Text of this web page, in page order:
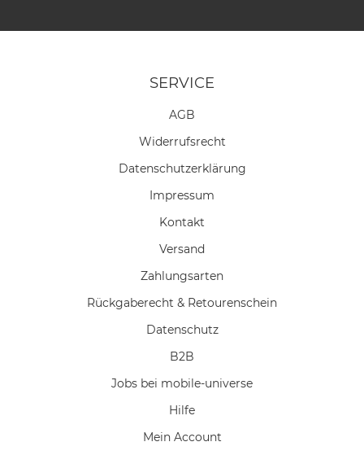
SERVICE
AGB
Widerrufs­recht
Daten­schutz­erklärung
Impressum
Kontakt
Versand
Zahlungsarten
Rückgaberecht & Retourenschein
Datenschutz
B2B
Jobs bei mobile-universe
Hilfe
Mein Account